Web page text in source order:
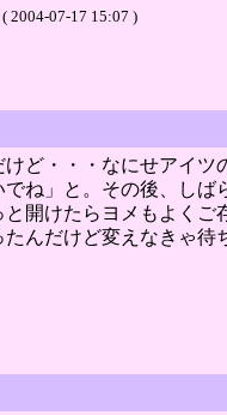
07-17 15:07 )
ど・・・なにせアイツ
ね」と。その後、しば
開けたらヨメもよくご
んだけど変えなきゃ待